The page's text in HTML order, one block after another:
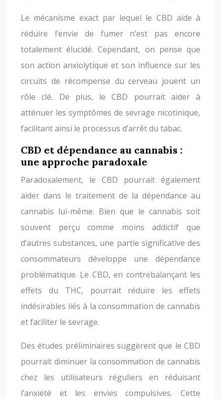
Le mécanisme exact par lequel le CBD aide à
réduire l’envie de fumer n’est pas encore
totalement élucidé. Cependant, on pense que
son action anxiolytique et son influence sur les
circuits de récompense du cerveau jouent un
rôle clé. De plus, le CBD pourrait aider à
atténuer les symptômes de sevrage nicotinique,
facilitant ainsi le processus d’arrêt du tabac.
CBD et dépendance au cannabis :
une approche paradoxale
Paradoxalement, le CBD pourrait également
aider dans le traitement de la dépendance au
cannabis lui-même. Bien que le cannabis soit
souvent perçu comme moins addictif que
d’autres substances, une partie significative des
consommateurs développe une dépendance
problématique. Le CBD, en contrebalançant les
effets du THC, pourrait réduire les effets
indésirables liés à la consommation de cannabis
et faciliter le sevrage.
Des études préliminaires suggèrent que le CBD
pourrait diminuer la consommation de cannabis
chez les utilisateurs réguliers en réduisant
l’anxiété et les envies compulsives. Cette